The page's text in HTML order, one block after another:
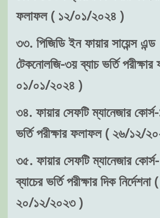
ফলাফল ( ১২/০১/২০২৪ )
৩৩. পিজিডি ইন ফায়ার সায়েন্স এন্ড
টেকনোলজি-৩য় ব্যাচ ভর্তি
০১/০১/২০২৪ )
৩৪. ফায়ার সেফটি ম্যানেজার
ভর্তি পরীক্ষার ফলাফল ( ২৬/১২/
৩৫. ফায়ার সেফটি ম্যানেজার
ব্যাচের ভর্তি পরীক্ষার দিক নির্দেশনা (
২০/১২/২০২৩ )